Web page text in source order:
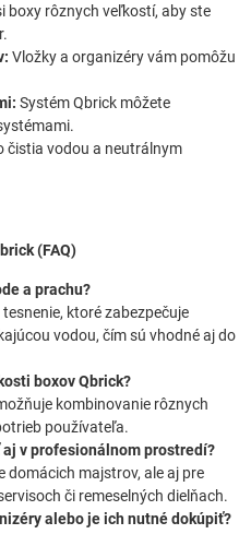
boxy rôznych veľkostí, aby ste
Vložky a organizéry vám pomôžu
Systém Qbrick môžete
čistia vodou a neutrálnym
(FAQ)
a prachu?
ktoré zabezpečuje
vodou, čím sú vhodné aj do
boxov Qbrick?
kombinovanie rôznych
používateľa.
v profesionálnom prostredí?
domácich majstrov, ale aj pre
či remeselných dielňach.
alebo je ich nutné dokúpiť?